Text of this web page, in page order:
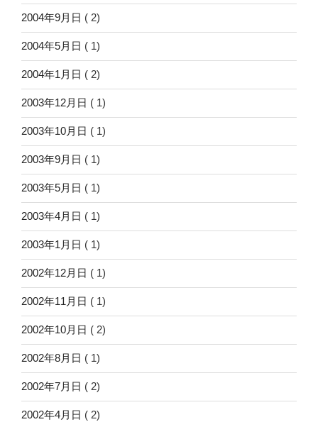
2004年9月日 ( 2)
2004年5月日 ( 1)
2004年1月日 ( 2)
2003年12月日 ( 1)
2003年10月日 ( 1)
2003年9月日 ( 1)
2003年5月日 ( 1)
2003年4月日 ( 1)
2003年1月日 ( 1)
2002年12月日 ( 1)
2002年11月日 ( 1)
2002年10月日 ( 2)
2002年8月日 ( 1)
2002年7月日 ( 2)
2002年4月日 ( 2)